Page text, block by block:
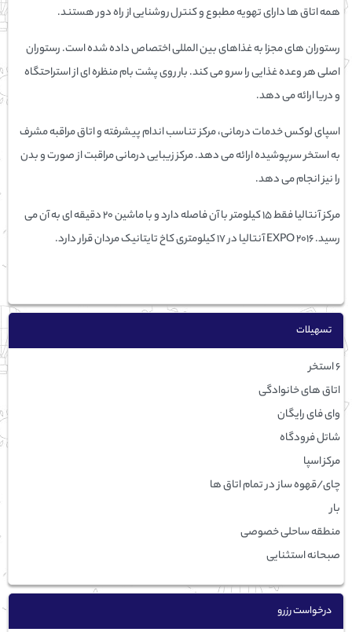
همه اتاق ها دارای تهویه مطبوع و کنترل روشنایی از راه دور هستند.
رستوران های مجزا به غذاهای بین المللی اختصاص داده شده است. رستوران
اصلی هر وعده غذایی را سرو می کند. بار روی پشت بام منظره ای از استراحتگاه
و دریا ارائه می دهد.
اسپای لوکس خدمات درمانی، مرکز تناسب اندام پیشرفته و اتاق مراقبه مشرف
به استخر سرپوشیده ارائه می دهد. مرکز زیبایی درمانی مراقبت از صورت و بدن
را نیز انجام می دهد.
مرکز آنتالیا فقط 15 کیلومتر با آن فاصله دارد و با ماشین 20 دقیقه ای به آن می
رسید. EXPO 2016 آنتالیا در 17 کیلومتری کاخ تایتانیک مردان قرار دارد.
تسهيلات
6 استخر
اتاق های خانوادگی
وای فای رایگان
شاتل فرودگاه
مرکز اسپا
چای/قهوه ساز در تمام اتاق ها
بار
منطقه ساحلی خصوصی
صبحانه استثنایی
درخواست رزرو